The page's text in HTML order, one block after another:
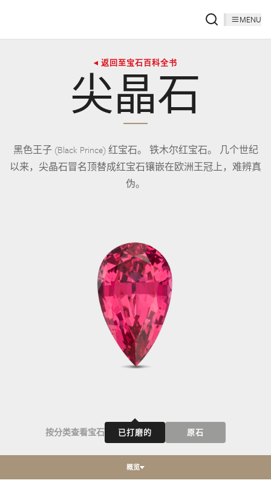
MENU
◂ 返回至宝石百科全书
尖晶石
黑色王子 (Black Prince) 红宝石。 铁木尔红宝石。 几个世纪
以来，尖晶石冒名顶替成红宝石镶嵌在欧洲王冠上，难辨真
伪。
按分类查看宝石 已打磨的 原石
概览